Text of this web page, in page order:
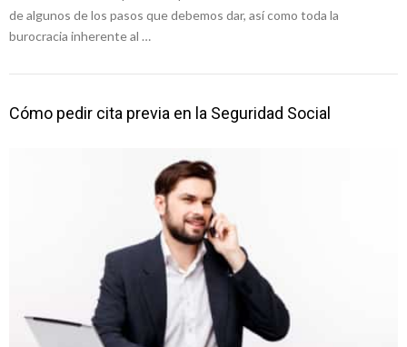
de algunos de los pasos que debemos dar, así como toda la
burocracia inherente al …
Cómo pedir cita previa en la Seguridad Social